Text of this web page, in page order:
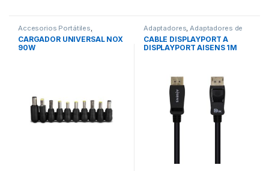
Accesorios Portátiles,
Cargadores para Portátiles,
Conectividad
CARGADOR UNIVERSAL NOX
90W
Adaptadores,Adaptadores de
Video ,Conectividad
CABLE DISPLAYPORT A
DISPLAYPORT AISENS 1M